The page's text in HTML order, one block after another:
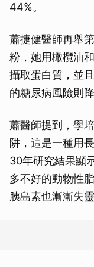
44%。
蕭捷健醫師再舉
粉，她用橄欖油
攝取蛋白質，並
的糖尿病風險則降
蕭醫師提到，學
阱，這是一種用
30年研究結果顯
多不好的動物性
胰島素也漸漸失靈